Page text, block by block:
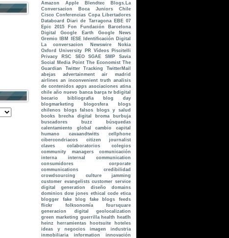
Amazon
Apple Blendtec
Blogs.La
Conversacion
Boca Juniors
Chile
Cisco Conferencias Copa Libertadores
Databoard
Diari de Tarragona
EBE 07
Epic 2015
Fon
Fundación Barcelona
Digital
Google Earth
Google News
Gremio
IBM IESE
Identificación Digital
La conversacion
Newswire
Nokia
Oxford University
PR Vídeos
Piscitelli
Privacy
RSC SEO SGAE SMP
Savia
Social Media Point The Economist The
Guardian
Twitter Tracking
TwitterMail
abejas
advertainment
air madrid
airlines an inconvenient truth analisis
de contenidos apps asociaciones atina
chile año nuevo banca barça tv bdigital
becario
bibliografia
blog day
blogmarketing
blogosfera
blogs
chilenos
blogs falsos
blogs y salud
books
brecha digital broma
burbuja
buscadores
buzz
búsquedas
calentamiento global
cambio
capital
humano
cavaandtwitts
cellphone
cibercondriacos
citizen journalist
claves
colaboratorios
colegios
community managers
comunicación
interna internal communication
consumidores
corporate
communications
credibilidad
crowdsourcing
culture jamming
customer evangelists customer service
digital generation
diseño
domains
dominios dow jones ethical code etica
blogger
fake blog fake blogs
feeds
flickr
folksonomía
foursquare
generacion digital
geolocalization
green marketing guerrilla health
heatlh
heinz
herramientas hootsuite
hoteles
ideas y negocios
imagen
industria
inmobiliaria
information
innovación